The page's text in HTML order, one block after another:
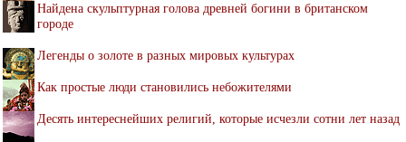
Найдена скульптурная голова древней богини в британском
городе
Легенды о золоте в разных мировых культурах
Как простые люди становились небожителями
Десять интереснейших религий, которые исчезли сотни лет назад